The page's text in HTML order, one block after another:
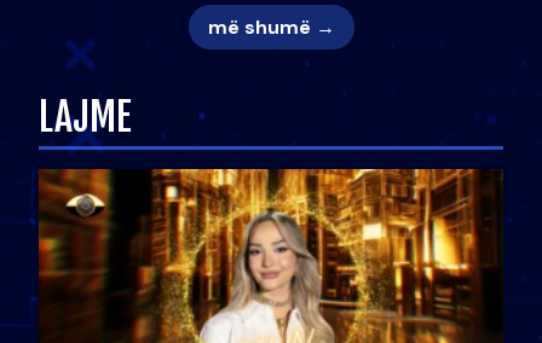
më shumë →
LAJME